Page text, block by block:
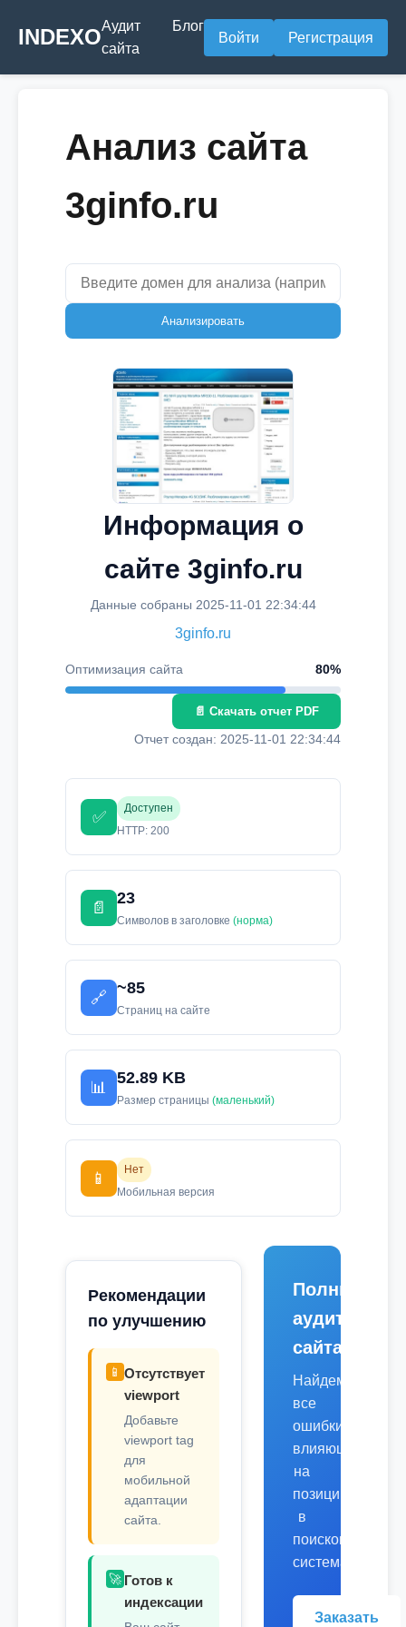
INDEXOАудит
сайта
Блог
Войти Регистрация
Анализ сайта
3ginfo.ru
Анализировать
Информация о
сайте 3ginfo.ru
Данные собраны 2025-11-01 22:34:44
3ginfo.ru
Оптимизация сайта 80%
📄 Скачать отчет PDF
Отчет создан: 2025-11-01 22:34:44
✅
Доступен
HTTP: 200
📄
23
Символов в заголовке (норма)
🔗
~85
Страниц на сайте
📊
52.89 KB
Размер страницы (маленький)
📱
Нет
Мобильная версия
Рекомендации
по улучшению
📱 Отсутствует
viewport
Добавьте
viewport tag
для
мобильной
адаптации
сайта.
🚀 Готов к
индексации
Полный
аудит
сайта
Найдем
все
ошибки,
влияющие
на
позиции
в
поисковых
системах.
Заказать